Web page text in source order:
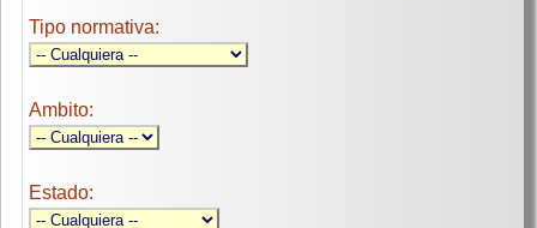
Tipo normativa:
Ambito:
Estado: